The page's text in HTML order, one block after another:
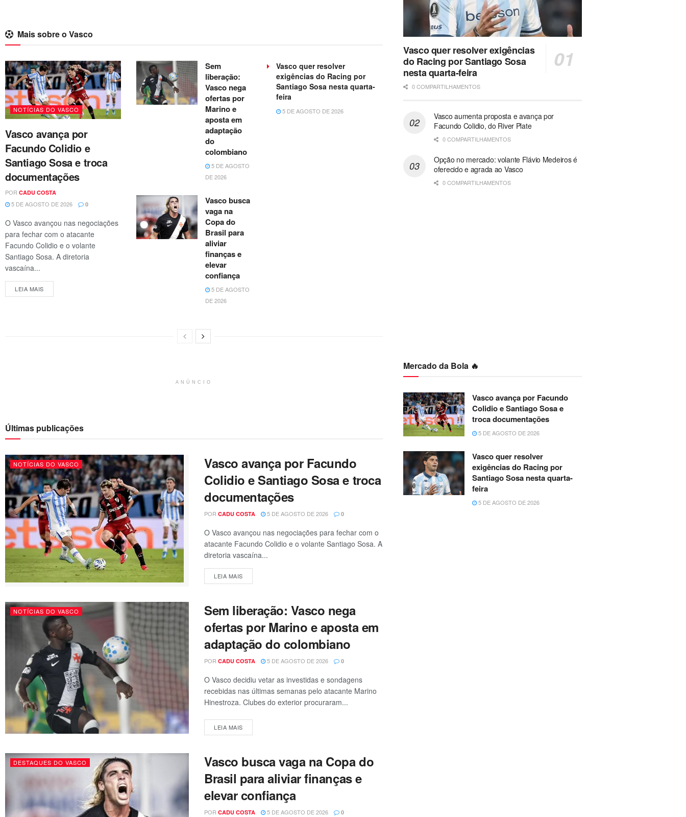
Mais sobre o Vasco
NOTÍCIAS DO VASCO
Vasco avança por
Facundo Colidio e
Santiago Sosa e troca
documentações
POR CADU COSTA
5 DE AGOSTO DE 2026 0
O Vasco avançou nas negociações
para fechar com o atacante
Facundo Colidio e o volante
Santiago Sosa. A diretoria
vascaína...
LEIA MAIS
Sem
liberação:
Vasco nega
ofertas por
Marino e
aposta em
adaptação
do
colombiano
5 DE AGOSTO
DE 2026
Vasco busca
vaga na
Copa do
Brasil para
aliviar
finanças e
elevar
confiança
5 DE AGOSTO
DE 2026
Vasco quer resolver
exigências do Racing por
Santiago Sosa nesta quarta-
feira
5 DE AGOSTO DE 2026
ANÚNCIO
Últimas publicações
NOTÍCIAS DO VASCO
Vasco avança por Facundo
Colidio e Santiago Sosa e troca
documentações
POR CADU COSTA 5 DE AGOSTO DE 2026 0
O Vasco avançou nas negociações para fechar com o
atacante Facundo Colidio e o volante Santiago Sosa. A
diretoria vascaína...
LEIA MAIS
NOTÍCIAS DO VASCO
Sem liberação: Vasco nega
ofertas por Marino e aposta em
adaptação do colombiano
POR CADU COSTA 5 DE AGOSTO DE 2026 0
O Vasco decidiu vetar as investidas e sondagens
recebidas nas últimas semanas pelo atacante Marino
Hinestroza. Clubes do exterior procuraram...
LEIA MAIS
DESTAQUES DO VASCO
Vasco busca vaga na Copa do
Brasil para aliviar finanças e
elevar confiança
POR CADU COSTA 5 DE AGOSTO DE 2026 0
Vasco quer resolver exigências
do Racing por Santiago Sosa
nesta quarta-feira
0 COMPARTILHAMENTOS
Vasco aumenta proposta e avança por
Facundo Colidio, do River Plate
0 COMPARTILHAMENTOS
Opção no mercado: volante Flávio Medeiros é
oferecido e agrada ao Vasco
0 COMPARTILHAMENTOS
Mercado da Bola 🔥
Vasco avança por Facundo
Colidio e Santiago Sosa e
troca documentações
5 DE AGOSTO DE 2026
Vasco quer resolver
exigências do Racing por
Santiago Sosa nesta quarta-
feira
5 DE AGOSTO DE 2026